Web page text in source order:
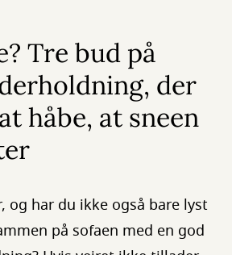
Tre bud på
der
håbe, at sneen
og har du ikke også bare lyst
på sofaen med en god